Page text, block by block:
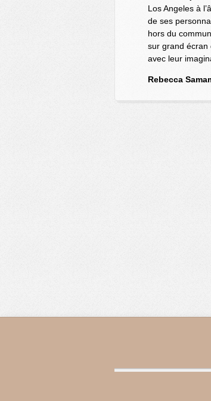
Los Angeles à
de ses
hors du
sur grand écran
avec leur
Rebecca